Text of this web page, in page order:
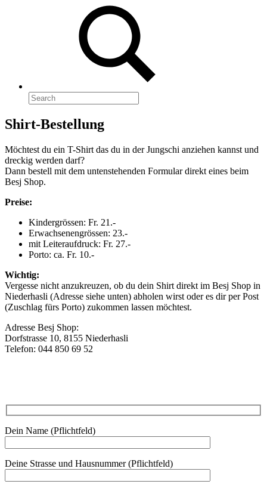
Shirt-Bestellung
Möchtest du ein T-Shirt das du in der Jungschi anziehen kannst und
dreckig werden darf?
Dann bestell mit dem untenstehenden Formular direkt eines beim
Besj Shop.
Preise:
Kindergrössen: Fr. 21.-
Erwachsenengrössen: 23.-
mit Leiteraufdruck: Fr. 27.-
Porto: ca. Fr. 10.-
Wichtig:
Vergesse nicht anzukreuzen, ob du dein Shirt direkt im Besj Shop in
Niederhasli (Adresse siehe unten) abholen wirst oder es dir per Post
(Zuschlag fürs Porto) zukommen lassen möchtest.
Adresse Besj Shop:
Dorfstrasse 10, 8155 Niederhasli
Telefon: 044 850 69 52
Dein Name (Pflichtfeld)
Deine Strasse und Hausnummer (Pflichtfeld)